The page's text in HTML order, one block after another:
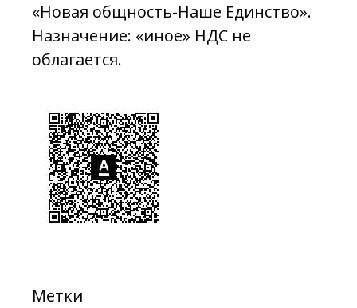
«Новая общность-Наше Единство».
Назначение: «иное» НДС не
облагается.
Метки